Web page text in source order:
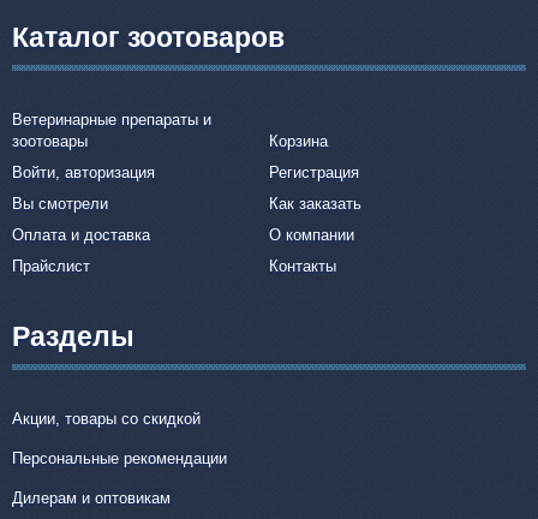
Каталог зоотоваров
Ветеринарные препараты и
зоотовары
Корзина
Войти, авторизация
Регистрация
Вы смотрели
Как заказать
Оплата и доставка
О компании
Прайслист
Контакты
Разделы
Акции, товары со скидкой
Персональные рекомендации
Дилерам и оптовикам